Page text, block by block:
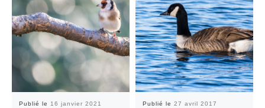
Publié le 16 janvier 2021 Publié le 27 avril 2017